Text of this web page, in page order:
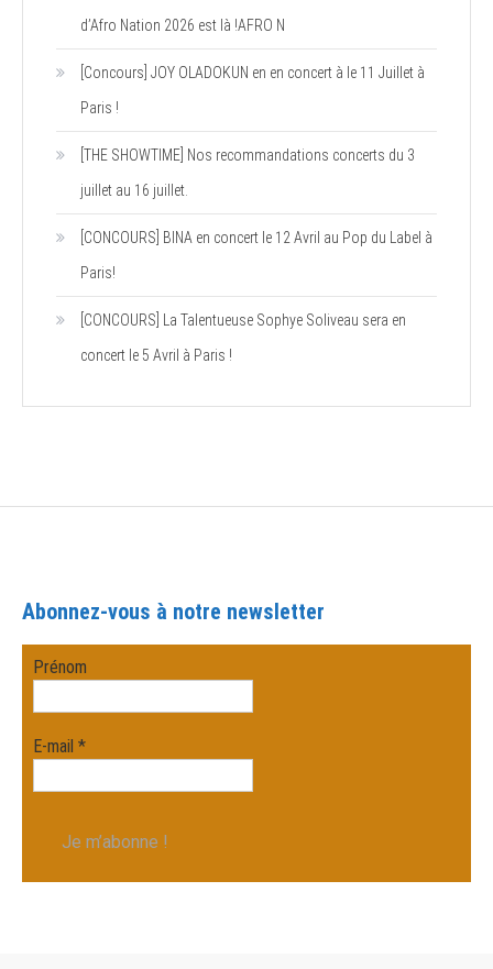
d’Afro Nation 2026 est là !AFRO N
[Concours] JOY OLADOKUN en en concert à le 11 Juillet à
Paris !
[THE SHOWTIME] Nos recommandations concerts du 3
juillet au 16 juillet.
[CONCOURS] BINA en concert le 12 Avril au Pop du Label à
Paris!
[CONCOURS] La Talentueuse Sophye Soliveau sera en
concert le 5 Avril à Paris !
Abonnez-vous à notre newsletter
Prénom
E-mail*